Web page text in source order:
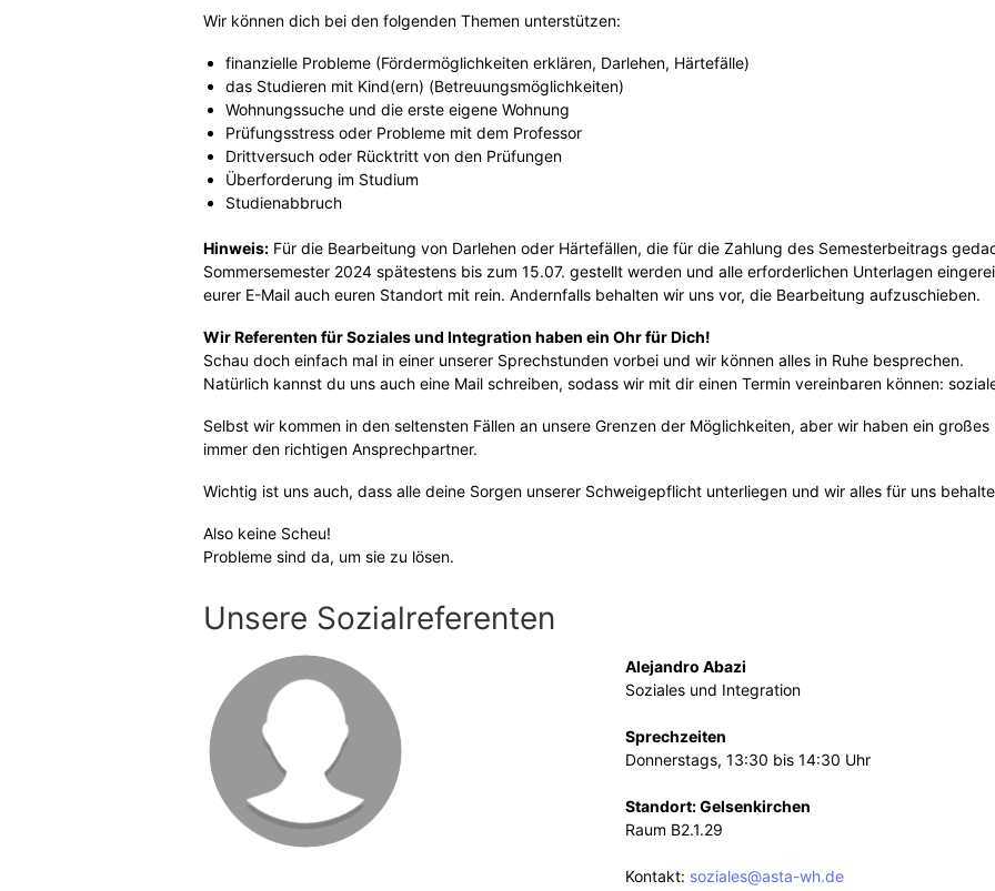
Wir können dich bei den folgenden Themen unterstützen:
finanzielle Probleme (Fördermöglichkeiten erklären, Darlehen, Härtefälle)
das Studieren mit Kind(ern) (Betreuungsmöglichkeiten)
Wohnungssuche und die erste eigene Wohnung
Prüfungsstress oder Probleme mit dem Professor
Drittversuch oder Rücktritt von den Prüfungen
Überforderung im Studium
Studienabbruch
Hinweis: Für die Bearbeitung von Darlehen oder Härtefällen, die für die Zahlung des Semesterbeitrags
Sommersemester 2024 spätestens bis zum 15.07. gestellt werden und alle erforderlichen Unterlagen
eurer E-Mail auch euren Standort mit rein. Andernfalls behalten wir uns vor, die Bearbeitung aufzuschieben.
Wir Referenten für Soziales und Integration haben ein Ohr für Dich!
Schau doch einfach mal in einer unserer Sprechstunden vorbei und wir können alles in Ruhe besprechen.
Natürlich kannst du uns auch eine Mail schreiben, sodass wir mit dir einen Termin vereinbaren können:
Selbst wir kommen in den seltensten Fällen an unsere Grenzen der Möglichkeiten, aber wir haben ein
immer den richtigen Ansprechpartner.
Wichtig ist uns auch, dass alle deine Sorgen unserer Schweigepflicht unterliegen und wir alles für uns
Also keine Scheu!
Probleme sind da, um sie zu lösen.
Unsere Sozialreferenten
Alejandro Abazi
Soziales und Integration
Sprechzeiten
Donnerstags, 13:30 bis 14:30 Uhr
Standort: Gelsenkirchen
Raum B2.1.29
Kontakt: soziales@asta-wh.de